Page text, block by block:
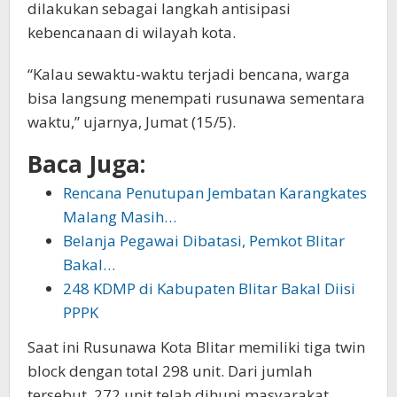
dilakukan sebagai langkah antisipasi
kebencanaan di wilayah kota.
“Kalau sewaktu-waktu terjadi bencana, warga
bisa langsung menempati rusunawa sementara
waktu,” ujarnya, Jumat (15/5).
Baca Juga:
Rencana Penutupan Jembatan Karangkates
Malang Masih…
Belanja Pegawai Dibatasi, Pemkot Blitar
Bakal…
248 KDMP di Kabupaten Blitar Bakal Diisi
PPPK
Saat ini Rusunawa Kota Blitar memiliki tiga twin
block dengan total 298 unit. Dari jumlah